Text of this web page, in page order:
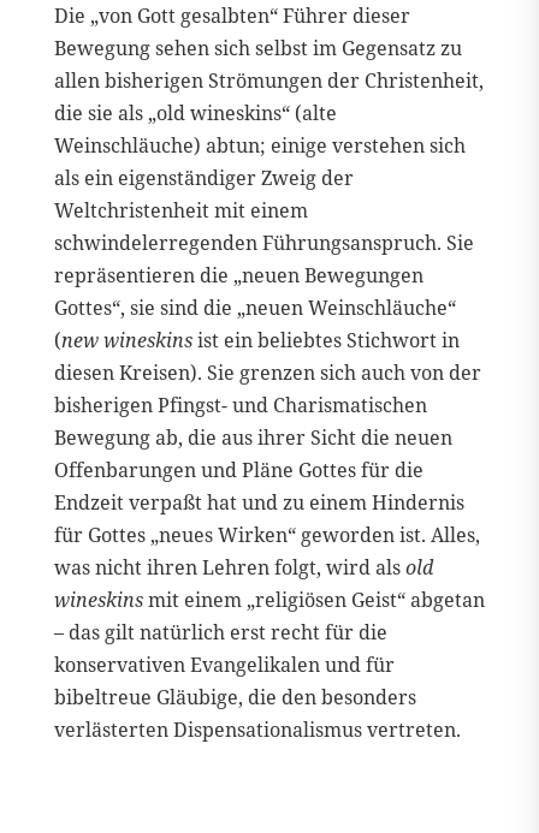
Die „von Gott gesalbten“ Führer dieser
Bewegung sehen sich selbst im Gegensatz zu
allen bisherigen Strömungen der Christenheit,
die sie als „old wineskins“ (alte
Weinschläuche) abtun; einige verstehen sich
als ein eigenständiger Zweig der
Weltchristenheit mit einem
schwindelerregenden Führungsanspruch. Sie
repräsentieren die „neuen Bewegungen
Gottes“, sie sind die „neuen Weinschläuche“
(new wineskinsist ein beliebtes Stichwort in
diesen Kreisen). Sie grenzen sich auch von der
bisherigen Pfingst- und Charismatischen
Bewegung ab, die aus ihrer Sicht die neuen
Offenbarungen und Pläne Gottes für die
Endzeit verpaßt hat und zu einem Hindernis
für Gottes „neues Wirken“ geworden ist. Alles,
was nicht ihren Lehren folgt, wird alsold
wineskinsmit einem „religiösen Geist“ abgetan
– das gilt natürlich erst recht für die
konservativen Evangelikalen und für
bibeltreue Gläubige, die den besonders
verlästerten Dispensationalismus vertreten.